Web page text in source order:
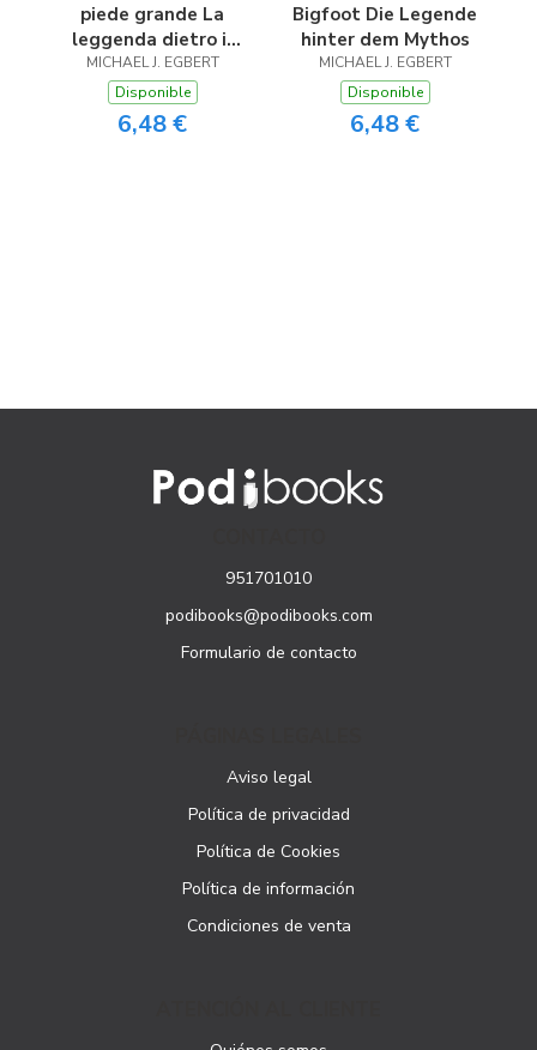
piede grande La
leggenda dietro il
mito
MICHAEL J. EGBERT
Disponible
6,48 €
Bigfoot Die Legende
hinter dem Mythos
MICHAEL J. EGBERT
Disponible
6,48 €
951701010
podibooks@podibooks.com
Formulario de contacto
Aviso legal
Política de privacidad
Política de Cookies
Política de información
Condiciones de venta